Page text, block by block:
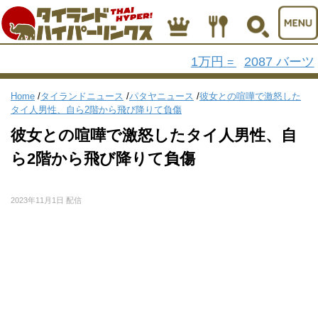
1万円 = 2087 バーツ
Home /タイランドニュース /パタヤニュース /彼女との喧嘩で激怒した
タイ人男性、自ら2階から飛び降りて負傷
彼女との喧嘩で激怒したタイ人男性、自
ら2階から飛び降りて負傷
2023年11月1日 配信